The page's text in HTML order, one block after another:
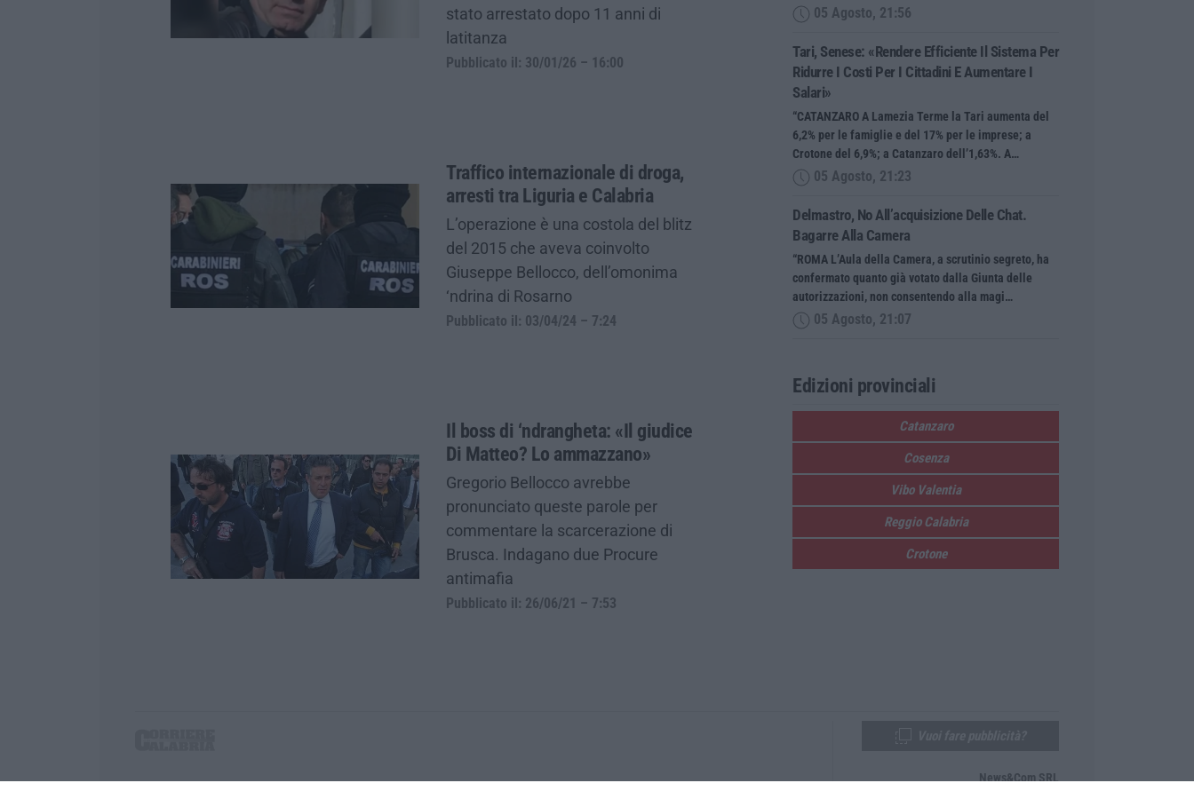
stato arrestato dopo 11 anni di
latitanza
Pubblicato il: 30/01/26 – 16:00
Traffico internazionale di droga,
arresti tra Liguria e Calabria
L’operazione è una costola del blitz
del 2015 che aveva coinvolto
Giuseppe Bellocco, dell’omonima
‘ndrina di Rosarno
Pubblicato il: 03/04/24 – 7:24
Il boss di ‘ndrangheta: «Il giudice
Di Matteo? Lo ammazzano»
Gregorio Bellocco avrebbe
pronunciato queste parole per
commentare la scarcerazione di
Brusca. Indagano due Procure
antimafia
Pubblicato il: 26/06/21 – 7:53
05 Agosto, 21:56
Tari, Senese: «Rendere Efficiente Il Sistema Per
Ridurre I Costi Per I Cittadini E Aumentare I
Salari»
“CATANZARO A Lamezia Terme la Tari aumenta del
6,2% per le famiglie e del 17% per le imprese; a
Crotone del 6,9%; a Catanzaro dell’1,63%. A…
05 Agosto, 21:23
Delmastro, No All’acquisizione Delle Chat.
Bagarre Alla Camera
“ROMA L’Aula della Camera, a scrutinio segreto, ha
confermato quanto già votato dalla Giunta delle
autorizzazioni, non consentendo alla magi…
05 Agosto, 21:07
Edizioni provinciali
Catanzaro
Cosenza
Vibo Valentia
Reggio Calabria
Crotone
News&Com SRL